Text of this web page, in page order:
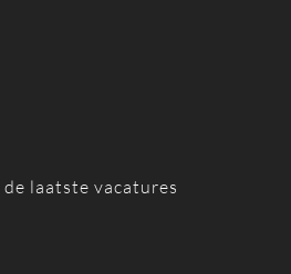
laatste vacatures